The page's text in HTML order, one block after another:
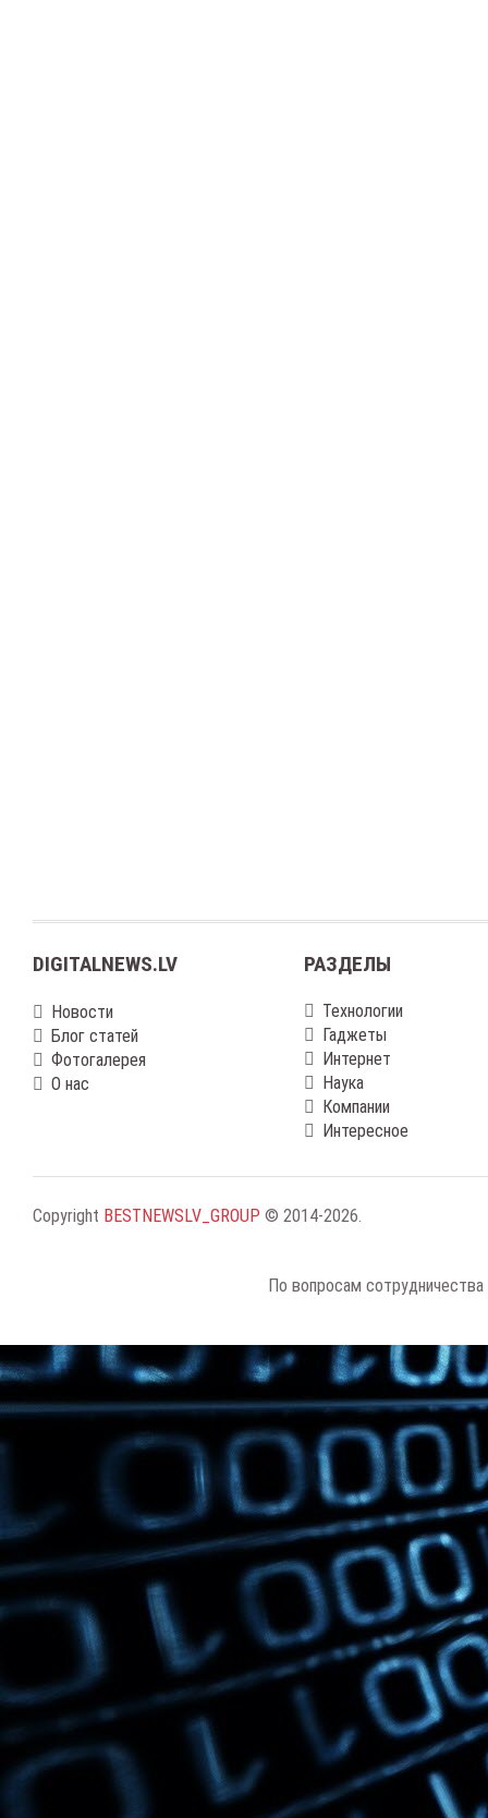
DIGITALNEWS.LV
Новости
Блог статей
Фотогалерея
О нас
РАЗДЕЛЫ
Технологии
Гаджеты
Интернет
Наука
Компании
Интересное
Copyright BESTNEWSLV_GROUP © 2014-2026.
По вопросам